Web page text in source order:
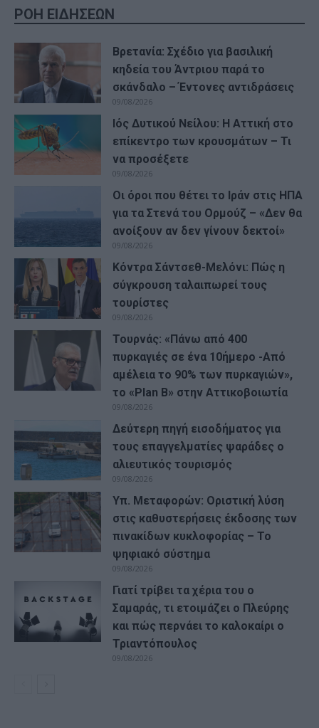
ΡΟΗ ΕΙΔΗΣΕΩΝ
Βρετανία: Σχέδιο για βασιλική
κηδεία του Άντριου παρά το
σκάνδαλο – Έντονες αντιδράσεις
09/08/2026
Ιός Δυτικού Νείλου: Η Αττική στο
επίκεντρο των κρουσμάτων – Τι
να προσέξετε
09/08/2026
Οι όροι που θέτει το Ιράν στις ΗΠΑ
για τα Στενά του Ορμούζ – «Δεν θα
ανοίξουν αν δεν γίνουν δεκτοί»
09/08/2026
Κόντρα Σάντσεθ-Μελόνι: Πώς η
σύγκρουση ταλαιπωρεί τους
τουρίστες
09/08/2026
Τουρνάς: «Πάνω από 400
πυρκαγιές σε ένα 10ήμερο -Από
αμέλεια το 90% των πυρκαγιών»,
το «Plan B» στην Αττικοβοιωτία
09/08/2026
Δεύτερη πηγή εισοδήματος για
τους επαγγελματίες ψαράδες ο
αλιευτικός τουρισμός
09/08/2026
Υπ. Μεταφορών: Οριστική λύση
στις καθυστερήσεις έκδοσης των
πινακίδων κυκλοφορίας – Το
ψηφιακό σύστημα
09/08/2026
Γιατί τρίβει τα χέρια του ο
Σαμαράς, τι ετοιμάζει ο Πλεύρης
και πώς περνάει το καλοκαίρι ο
Τριαντόπουλος
09/08/2026